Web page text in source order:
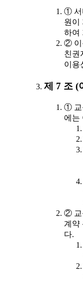
① 서
원이
하여
② 이
친권
이용
제 7 조 (
① 교
에는
② 교
계약
다.